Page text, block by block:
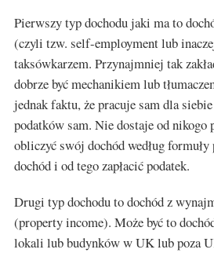
Pierwszy typ dochodu jaki ma to
(czyli tzw. self-employment lub
taksówkarzem. Przynajmniej tak
dobrze być mechanikiem lub
jednak faktu, że pracuje sam dla
podatków sam. Nie dostaje od nikogo
obliczyć swój dochód według
dochód i od tego zapłacić podatek.
Drugi typ dochodu to dochód z
(property income). Może być to
lokali lub budynków w UK lub poza